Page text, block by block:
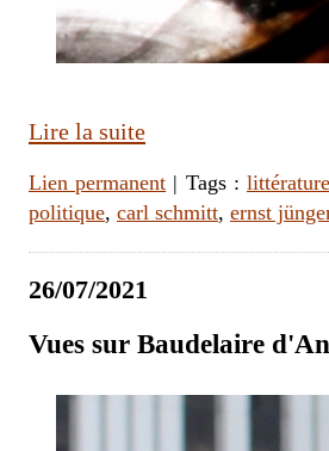
Lire la suite
Lien permanent | Tags :
politique, carl schmitt, ernst
26/07/2021
Vues sur Baudelaire